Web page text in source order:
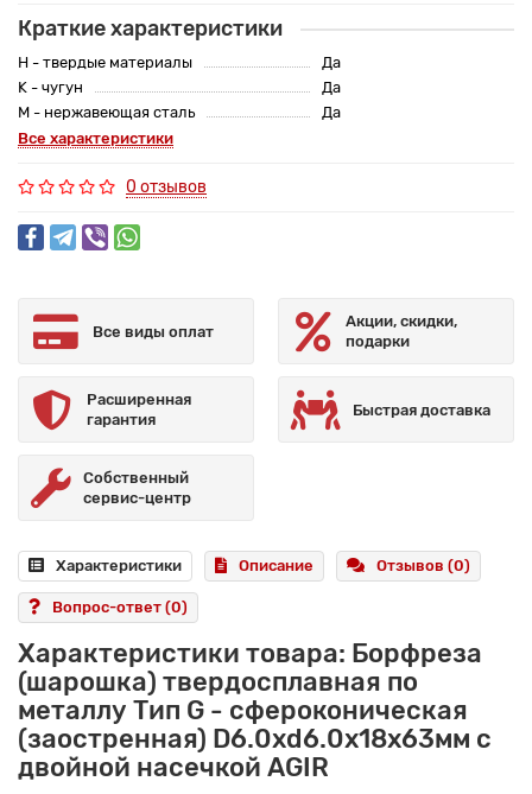
Краткие характеристики
H - твердые материалы
Да
K - чугун
Да
M - нержавеющая сталь
Да
Все характеристики
0 отзывов
Все виды оплат
Акции, скидки,
подарки
Расширенная
гарантия
Быстрая доставка
Собственный
сервис-центр
Характеристики Описание Отзывов (0)
Вопрос-ответ (0)
Характеристики товара: Борфреза
(шарошка) твердосплавная по
металлу Тип G - сфероконическая
(заостренная) D6.0xd6.0x18x63мм c
двойной насечкой AGIR